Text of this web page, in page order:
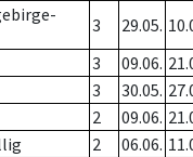
3 29.05.
3 09.06.
3 30.05.
2 09.06.
2 06.06.